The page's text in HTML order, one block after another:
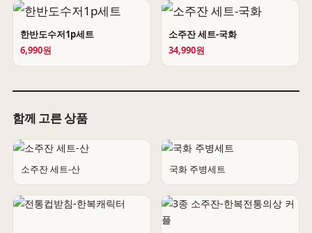
한반도수저1p세트
6,990원
소주잔 세트-국화
34,990원
함께 고른 상품
소주잔 세트-산 국화 주병세트